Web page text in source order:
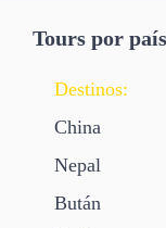
Tours por país
Destinos:
China
Nepal
Bután